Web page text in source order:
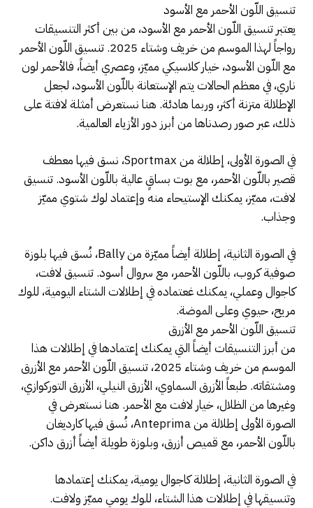
تنسيق اللّون الأحمر مع الأسود
يعتبر تنسيق اللّون الأحمر مع الأسود، من بين أكثر التنسيقات
رواجاً لهذا الموسم من خريف وشتاء 2025. تنسيق اللّون الأحمر
مع اللّون الأسود، خيار كلاسيكي مميّز، وعصري أيضاً، فالأحمر لون
ناري، في معظم الحالات يتم الإستعانة باللّون الأسود، لجعل
الإطلالة متزنة أكثر، وربما هادئة. هنا نستعرض أمثلة لافتة على
ذلك، عبر صور رصدناها من أبرز دور الأزياء العالمية.
في الصورة الأولى، إطلالة من Sportmax، نسق فيها معطف
قصير باللّون الأحمر، مع بوت بساقٍ عالية باللّون الأسود. تنسيق
لافت، مميّز، يمكنك الإستيحاء منه وإعتماد لوك شتوي مميّز
وجذاب.
في الصورة الثانية، إطلالة أيضاً مميّزة من Bally، نُسق فيها بلوزة
صوفية كروب، باللّون الأحمر، مع سروال أسود. تنسيق لافت،
كاجوال وعملي، يمكنك غعتماده في إطلالات الشتاء اليومية، للوك
مريح، حيوي وعلى الموضة.
تنسيق اللّون الأحمر مع الأزرق
من أبرز التنسيقات أيضاً التي يمكنك إعتمادها في إطلالات هذا
الموسم من خريف وشتاء 2025، تنسيق اللّون الأحمر مع الأزرق
ومشتقاته. طبعاً الأزرق السماوي، الأزرق النيلي، الأزرق التوركوازي،
وغيرها من الظلال، خيار لافت مع الأحمر. هنا نستعرض في
الصورة الأولى إطلالة من Anteprima، نُسق فيها كارديغان
باللّون الأحمر، مع قميص أزرق، وبلوزة طويلة أيضاً أزرق داكن.
في الصورة الثانية، إطلالة كاجوال يومية، يمكنك إعتمادها
وتنسيقها في إطلالات هذا الشتاء، للوك يومي مميّز ولافت.